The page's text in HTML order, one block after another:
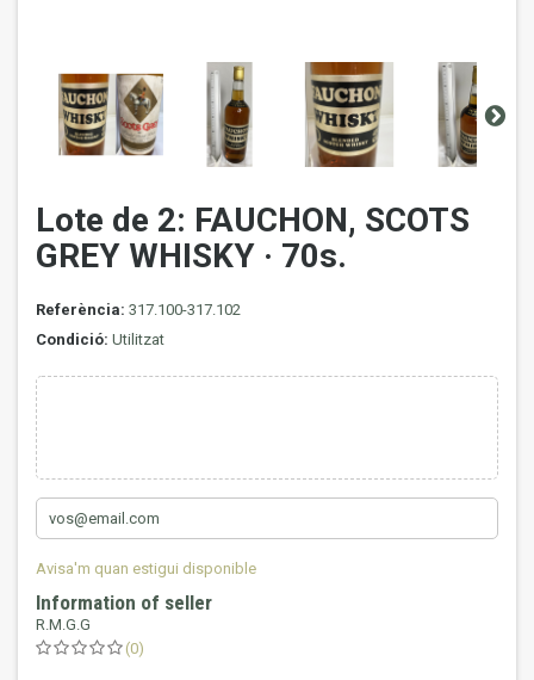
Lote de 2: FAUCHON, SCOTS
GREY WHISKY · 70s.
Referència: 317.100-317.102
Condició: Utilitzat
Avisa'm quan estigui disponible
Information of seller
R.M.G.G
(0)